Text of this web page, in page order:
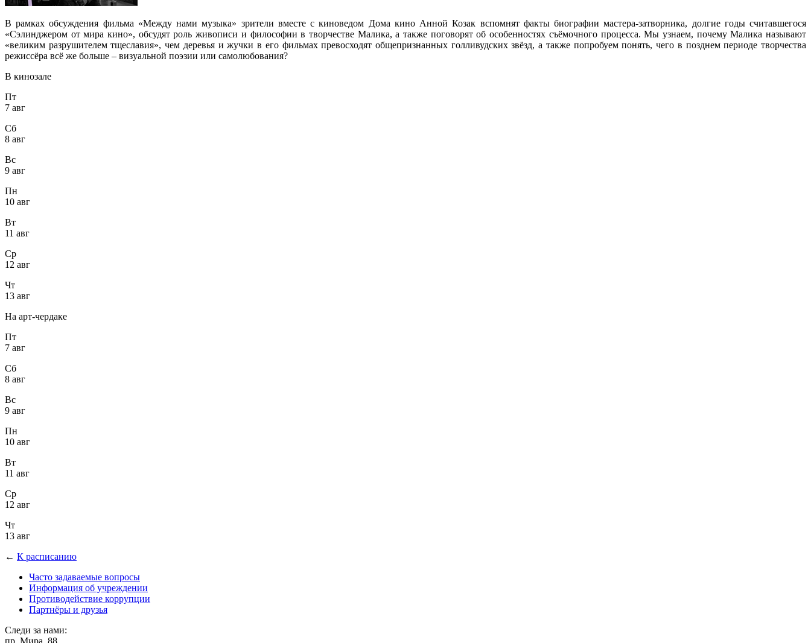
В рамках обсуждения фильма «Между нами музыка» зрители вместе с киноведом Дома кино Анной Козак вспомнят факты биографии мастера-затворника, долгие годы считавшегося
«Сэлинджером от мира кино», обсудят роль живописи и философии в творчестве Малика, а также поговорят об особенностях съёмочного процесса. Мы узнаем, почему Малика называют
«великим разрушителем тщеславия», чем деревья и жучки в его фильмах превосходят общепризнанных голливудских звёзд, а также попробуем понять, чего в позднем периоде творчества
режиссёра всё же больше – визуальной поэзии или самолюбования?
В кинозале
Пт
7 авг
Сб
8 авг
Вс
9 авг
Пн
10 авг
Вт
11 авг
Ср
12 авг
Чт
13 авг
На арт-чердаке
Пт
7 авг
Сб
8 авг
Вс
9 авг
Пн
10 авг
Вт
11 авг
Ср
12 авг
Чт
13 авг
← К расписанию
Часто задаваемые вопросы
Информация об учреждении
Противодействие коррупции
Партнёры и друзья
Следи за нами:
пр. Мира, 88